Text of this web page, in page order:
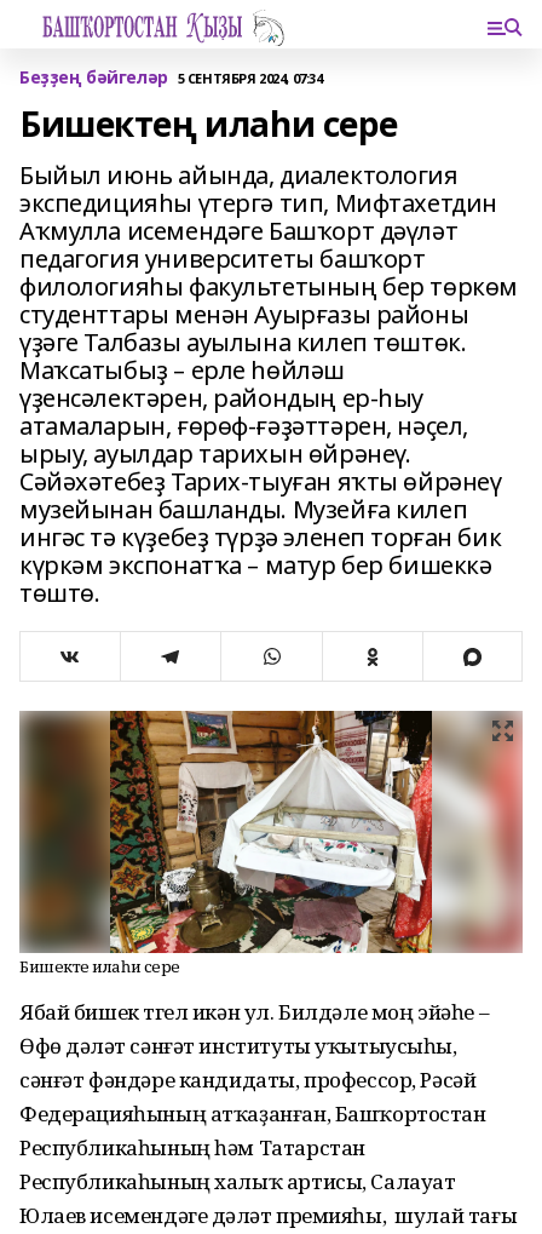
Беҙҙең бәйгеләр 5 СЕНТЯБРЯ 2024, 07:34
Бишектең илаһи сере
Быйыл июнь айында, диалектология
экспедицияһы үтергә тип, Мифтахетдин
Аҡмулла исемендәге Башҡорт дәүләт
педагогия университеты башҡорт
филологияһы факультетының бер төркөм
студенттары менән Ауырғазы районы
үҙәге Талбазы ауылына килеп төштөк.
Маҡсатыбыҙ – ерле һөйләш
үҙенсәлектәрен, райондың ер-һыу
атамаларын, ғөрөф-ғәҙәттәрен, нәҫел,
ырыу, ауылдар тарихын өйрәнеү.
Сәйәхәтебеҙ Тарих-тыуған яҡты өйрәнеү
музейынан башланды. Музейға килеп
ингәс тә күҙебеҙ түрҙә эленеп торған бик
күркәм экспонатҡа – матур бер бишеккә
төштө.
Бишектең илаһи сере
Ябай бишек түгел икән ул. Билдәле моң эйәһе –
Өфө дәүләт сәнғәт институты уҡытыусыһы,
сәнғәт фәндәре кандидаты, профессор, Рәсәй
Федерацияһының атҡаҙанған, Башҡортостан
Республикаһының һәм Татарстан
Республикаһының халыҡ артисы, Салауат
Юлаев исемендәге дәүләт премияһы, шулай тағы